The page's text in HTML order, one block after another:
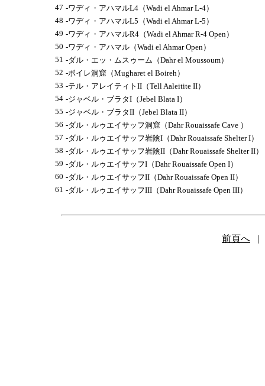
47 -ワディ・アハマルL4（Wadi el Ahmar L-4）
48 -ワディ・アハマルL5（Wadi el Ahmar L-5）
49 -ワディ・アハマルR4（Wadi el Ahmar R-4 Open）
50 -ワディ・アハマル（Wadi el Ahmar Open）
51 -ダル・エッ・ムスゥーム（Dahr el Moussoum）
52 -ボイレ洞窟（Mugharet el Boireh）
53 -テル・アレイティトII（Tell Aaleitite II）
54 -ジャベル・ブラタI（Jebel Blata I）
55 -ジャベル・ブラタII（Jebel Blata II）
56 -ダル・ルゥエイサッフ洞窟（Dahr Rouaissafe Cave ）
57 -ダル・ルゥエイサッフ岩陰I（Dahr Rouaissafe Shelter I）
58 -ダル・ルゥエイサッフ岩陰II（Dahr Rouaissafe Shelter II）
59 -ダル・ルゥエイサッフI（Dahr Rouaissafe Open I）
60 -ダル・ルゥエイサッフII（Dahr Rouaissafe Open II）
61 -ダル・ルゥエイサッフIII（Dahr Rouaissafe Open III）
前頁へ